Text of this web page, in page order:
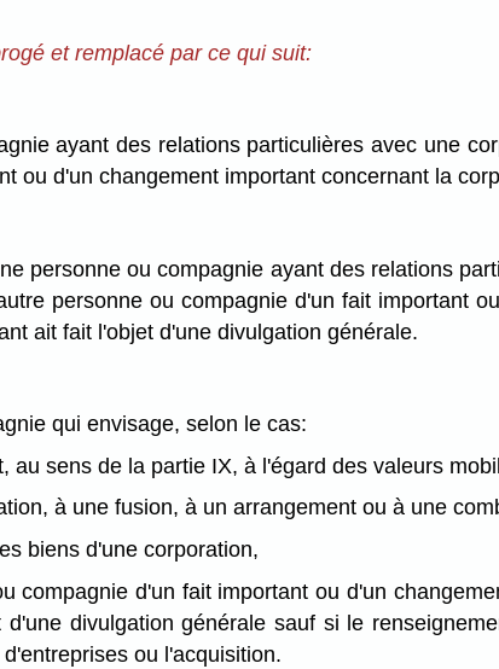
et remplacé par ce qui suit:
ayant des relations particulières avec une
ou d'un changement important concernant la
personne ou compagnie ayant des relations
personne ou compagnie d'un fait important
ait fait l'objet d'une divulgation générale.
qui envisage, selon le cas:
au sens de la partie IX, à l'égard des valeurs
à une fusion, à un arrangement ou à une
biens d'une corporation,
compagnie d'un fait important ou d'un
divulgation générale sauf si le
ou l'acquisition.